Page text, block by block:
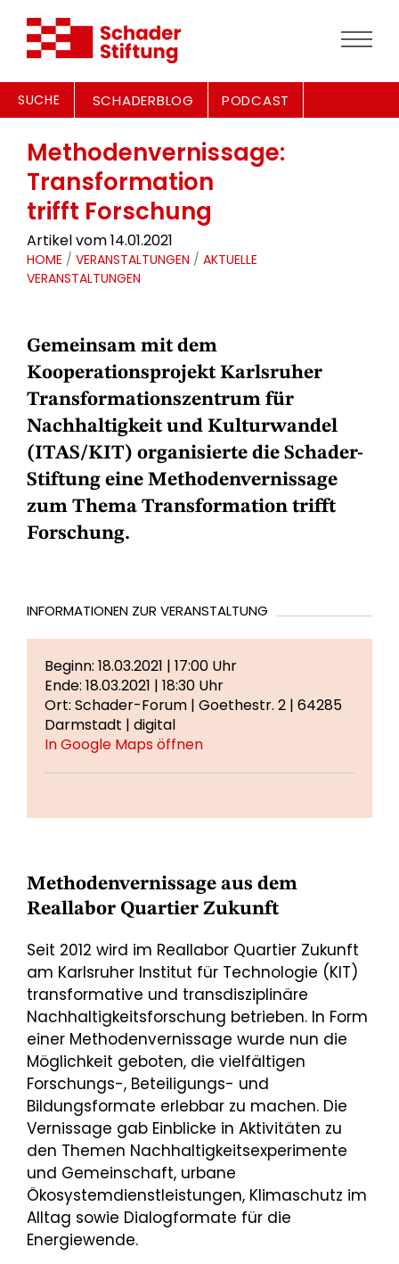
SUCHE SCHADERBLOG PODCAST
Methodenvernissage:
Transformation
trifft Forschung
Artikel vom 14.01.2021
HOME / VERANSTALTUNGEN / AKTUELLE
VERANSTALTUNGEN
Gemeinsam mit dem
Kooperationsprojekt Karlsruher
Transformationszentrum für
Nachhaltigkeit und Kulturwandel
(ITAS/KIT) organisierte die Schader-
Stiftung eine Methodenvernissage
zum Thema Transformation trifft
Forschung.
INFORMATIONEN ZUR VERANSTALTUNG
Beginn: 18.03.2021 | 17:00 Uhr
Ende: 18.03.2021 | 18:30 Uhr
Ort: Schader-Forum | Goethestr. 2 | 64285
Darmstadt | digital
In Google Maps öffnen
Methodenvernissage aus dem
Reallabor Quartier Zukunft
Seit 2012 wird im Reallabor Quartier Zukunft
am Karlsruher Institut für Technologie (KIT)
transformative und transdisziplinäre
Nachhaltigkeitsforschung betrieben. In Form
einer Methodenvernissage wurde nun die
Möglichkeit geboten, die vielfältigen
Forschungs-, Beteiligungs- und
Bildungsformate erlebbar zu machen. Die
Vernissage gab Einblicke in Aktivitäten zu
den Themen Nachhaltigkeitsexperimente
und Gemeinschaft, urbane
Ökosystemdienstleistungen, Klimaschutz im
Alltag sowie Dialogformate für die
Energiewende.